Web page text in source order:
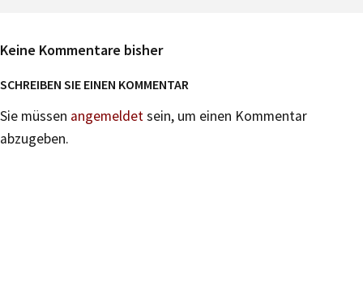
Keine Kommentare bisher
SCHREIBEN SIE EINEN KOMMENTAR
Sie müssen angemeldetsein, um einen Kommentar
abzugeben.